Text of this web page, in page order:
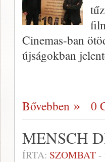
Cinemas-ban
újságokban
Bővebben 0
MENSCH
ÍRTA: SZOMBAT-